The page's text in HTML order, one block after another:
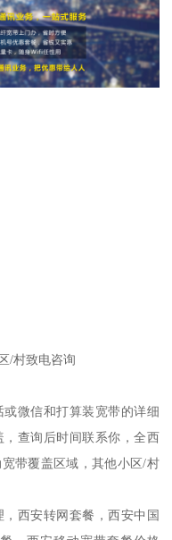
/村致电咨询
微信和打算装宽带的详细
查询后时间联系你，全西
带覆盖区域，其他小区/村
西安转网套餐，西安中国